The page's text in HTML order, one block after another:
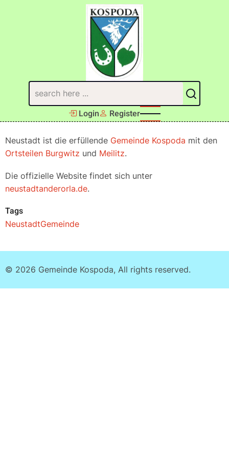
Suchen
Login Register
Neustadt ist die erfüllende Gemeinde Kospoda mit den
Ortsteilen Burgwitz und Meilitz.
Die offizielle Website findet sich unter
neustadtanderorla.de.
Tags
NeustadtGemeinde
© 2026 Gemeinde Kospoda, All rights reserved.